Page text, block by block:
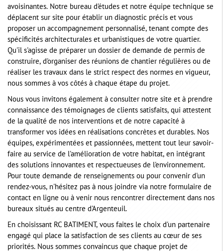
avoisinantes. Notre bureau d'études et notre équipe technique se
déplacent sur site pour établir un diagnostic précis et vous
proposer un accompagnement personnalisé, tenant compte des
spécificités architecturales et urbanistiques de votre quartier.
Qu'il s'agisse de préparer un dossier de demande de permis de
construire, d'organiser des réunions de chantier régulières ou de
réaliser les travaux dans le strict respect des normes en vigueur,
nous sommes à vos côtés à chaque étape du projet.
Nous vous invitons également à consulter notre site et à prendre
connaissance des témoignages de clients satisfaits, qui attestent
de la qualité de nos interventions et de notre capacité à
transformer vos idées en réalisations concrètes et durables. Nos
équipes, expérimentées et passionnées, mettent tout leur savoir-
faire au service de l'amélioration de votre habitat, en intégrant
des solutions innovantes et respectueuses de l'environnement.
Pour toute demande de renseignements ou pour convenir d'un
rendez-vous, n'hésitez pas à nous joindre via notre formulaire de
contact en ligne ou à venir nous rencontrer directement dans nos
bureaux situés au centre d'Argenteuil.
En choisissant RC BATIMENT, vous faites le choix d'un partenaire
engagé qui place la satisfaction de ses clients au cœur de ses
priorités. Nous sommes convaincus que chaque projet de